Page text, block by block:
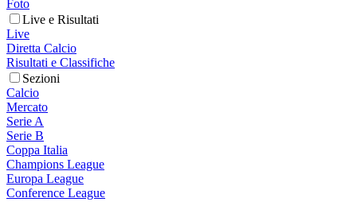
Foto
Live e Risultati
Live
Diretta Calcio
Risultati e Classifiche
Sezioni
Calcio
Mercato
Serie A
Serie B
Coppa Italia
Champions League
Europa League
Conference League